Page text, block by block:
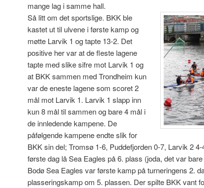
mange lag i samme hall.
Så litt om det sportslige. BKK ble
kastet ut til ulvene i første kamp og
møtte Larvik 1 og tapte 13-2. Det
positive her var at de fleste lagene
tapte med slike sifre mot Larvik 1 og
at BKK sammen med Trondheim kun
var de eneste lagene som scoret 2
mål mot Larvik 1. Larvik 1 slapp inn
kun 8 mål til sammen og bare 4 mål i
de innledende kampene. De
påfølgende kampene endte slik for
BKK sin del; Tromsø 1-6, Puddefjorden 0-7, Larvik 2
første dag lå Sea Eagles på 6. plass (joda, det var
Bodø Sea Eagles var første kamp på turneringens 2.
plasseringskamp om 5. plassen. Der spilte BKK vant